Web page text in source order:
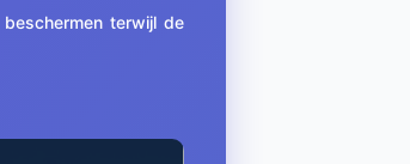
terwijl de